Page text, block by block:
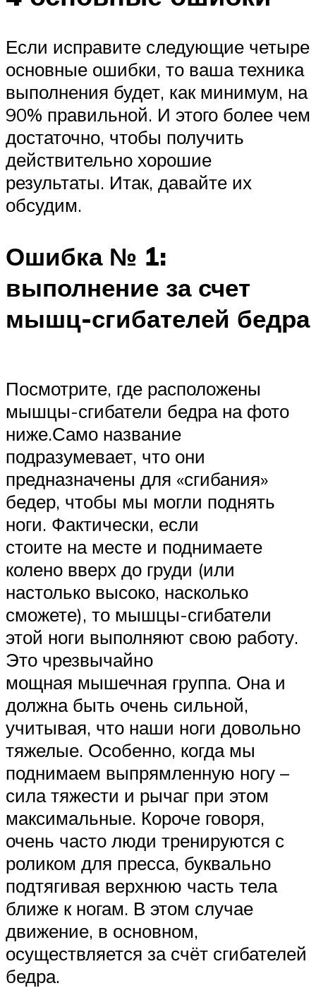
МЕНЮ
Если исправите следующие четыре
основные ошибки, то ваша техника
выполнения будет, как минимум, на
90% правильной. И этого более чем
достаточно, чтобы получить
действительно хорошие
результаты. Итак, давайте их
обсудим.
Ошибка № 1:
выполнение за счет
мышц-сгибателей бедра
Посмотрите, где расположены
мышцы-сгибатели бедра на фото
ниже.Само название
подразумевает, что они
предназначены для «сгибания»
бедер, чтобы мы могли поднять
ноги. Фактически, если
стоите на месте и поднимаете
колено вверх до груди (или
настолько высоко, насколько
сможете), то мышцы-сгибатели
этой ноги выполняют свою работу.
Это чрезвычайно
мощная мышечная группа. Она и
должна быть очень сильной,
учитывая, что наши ноги довольно
тяжелые. Особенно, когда мы
поднимаем выпрямленную ногу –
сила тяжести и рычаг при этом
максимальные. Короче говоря,
очень часто люди тренируются с
роликом для пресса, буквально
подтягивая верхнюю часть тела
ближе к ногам. В этом случае
движение, в основном,
осуществляется за счёт сгибателей
бедра.